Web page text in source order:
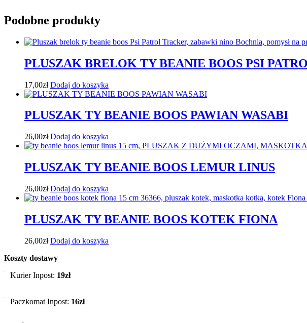
Podobne produkty
PLUSZAK BRELOK TY BEANIE BOOS PSI
17,00zł Dodaj do koszyka
PLUSZAK TY BEANIE BOOS PAWIAN WASABI
26,00zł Dodaj do koszyka
PLUSZAK TY BEANIE BOOS LEMUR LINUS
26,00zł Dodaj do koszyka
PLUSZAK TY BEANIE BOOS KOTEK FIONA
26,00zł Dodaj do koszyka
Koszty dostawy
Kurier Inpost: 19zł
Paczkomat Inpost: 16zł